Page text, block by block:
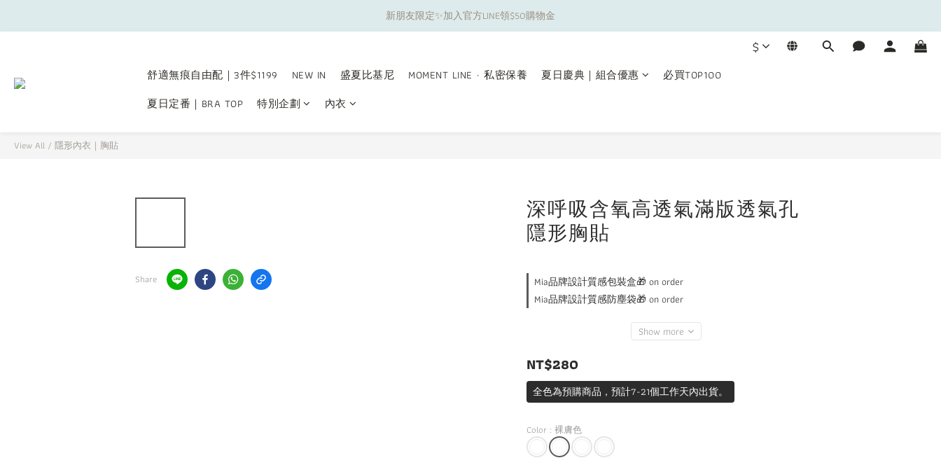
夏日舒適無痕｜3件$1199自由配專區
新朋友限定✨加入官方LINE領$50購物金
$
舒適無痕自由配｜3件$1199 NEW IN 盛夏比基尼 MOMENT LINE · 私密保養 夏日慶典｜組合優惠
必買TOP100
夏日定番｜BRA TOP
特別企劃 內衣
View All / 隱形內衣｜胸貼
Share
深呼吸含氧高透氣滿版透氣孔
隱形胸貼
Mia品牌設計質感包裝盒🎁 on order
Mia品牌設計質感防塵袋🎁 on order
Show more
NT$280
全色為預購商品，預計7-21個工作天內出貨。
Color : 裸膚色